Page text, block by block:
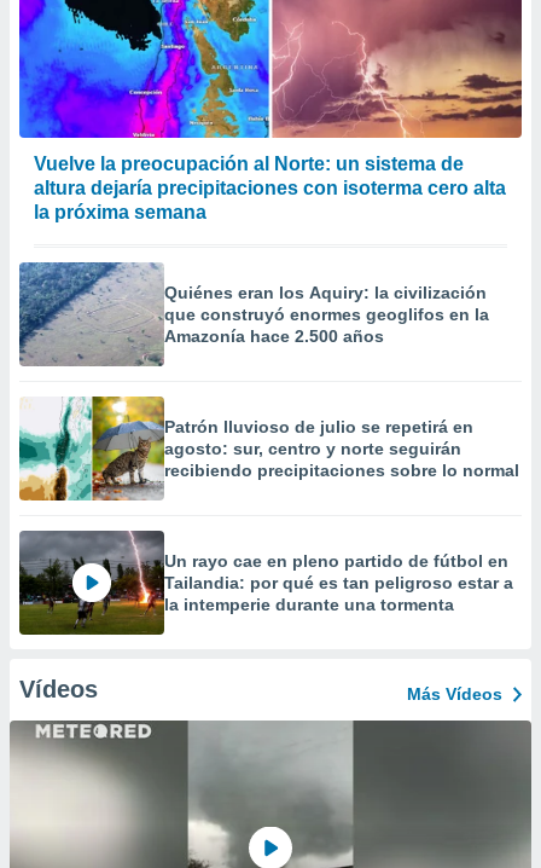
Vuelve la preocupación al Norte: un sistema de
altura dejaría precipitaciones con isoterma cero alta
la próxima semana
Quiénes eran los Aquiry: la civilización
que construyó enormes geoglifos en la
Amazonía hace 2.500 años
Patrón lluvioso de julio se repetirá en
agosto: sur, centro y norte seguirán
recibiendo precipitaciones sobre lo normal
Un rayo cae en pleno partido de fútbol en
Tailandia: por qué es tan peligroso estar a
la intemperie durante una tormenta
Vídeos Más Vídeos